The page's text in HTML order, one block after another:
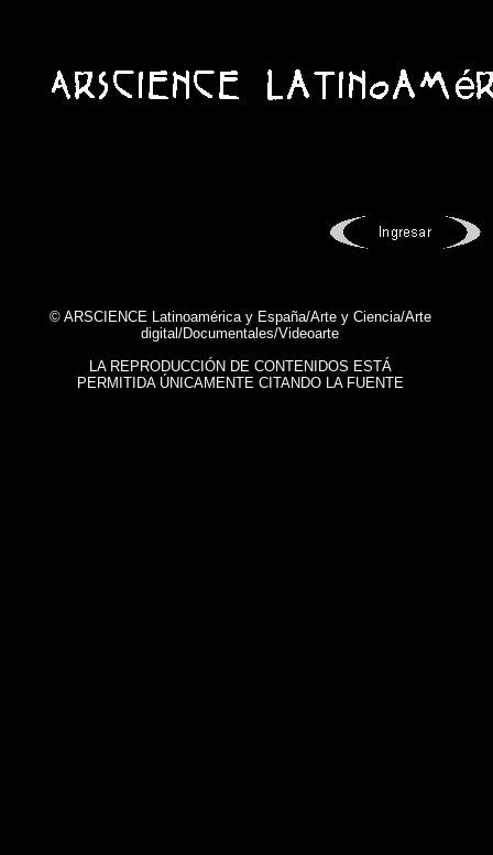
© ARSCIENCE Latinoamérica y España/Arte y Ciencia/Arte
digital/Documentales/Videoarte
LA REPRODUCCIÓN DE CONTENIDOS ESTÁ
PERMITIDA ÚNICAMENTE CITANDO LA FUENTE